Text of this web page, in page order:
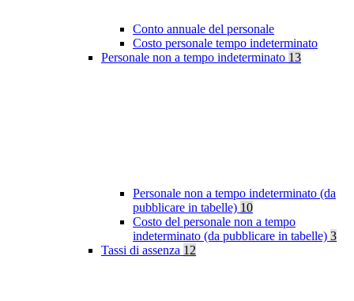
Conto annuale del personale
Costo personale tempo indeterminato
Personale non a tempo indeterminato 13
Personale non a tempo indeterminato (da
pubblicare in tabelle) 10
Costo del personale non a tempo
indeterminato (da pubblicare in tabelle) 3
Tassi di assenza 12